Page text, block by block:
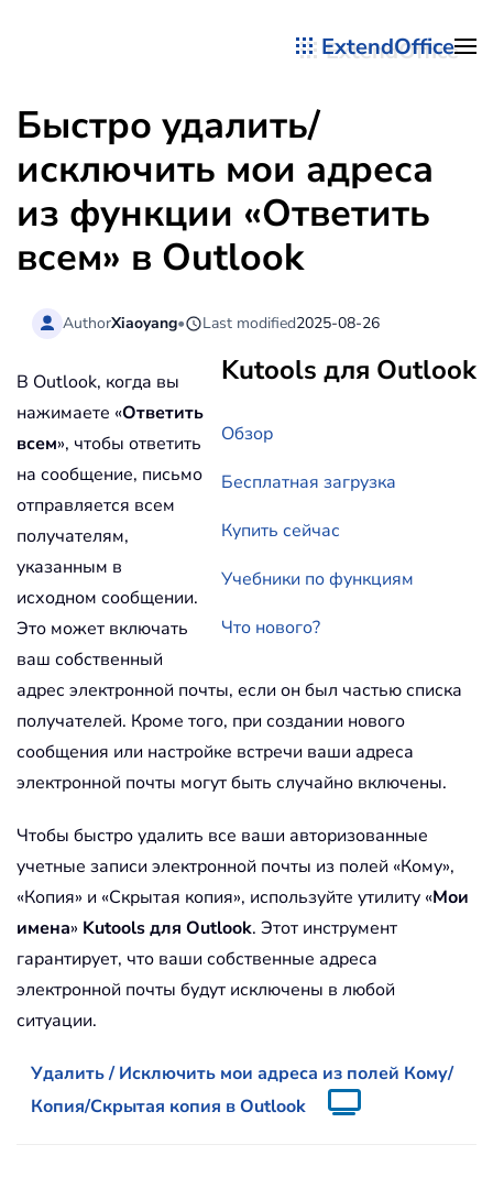
ExtendOffice
Быстро удалить/
исключить мои адреса
из функции «Ответить
всем» в Outlook
AuthorXiaoyang• Last modified2025-08-26
Kutools для Outlook
Обзор
Бесплатная загрузка
Купить сейчас
Учебники по функциям
Что нового?
В Outlook, когда вы
нажимаете «Ответить
всем», чтобы ответить
на сообщение, письмо
отправляется всем
получателям,
указанным в
исходном сообщении.
Это может включать
ваш собственный
адрес электронной почты, если он был частью списка
получателей. Кроме того, при создании нового
сообщения или настройке встречи ваши адреса
электронной почты могут быть случайно включены.
Чтобы быстро удалить все ваши авторизованные
учетные записи электронной почты из полей «Кому»,
«Копия» и «Скрытая копия», используйте утилиту «Мои
имена» Kutools для Outlook. Этот инструмент
гарантирует, что ваши собственные адреса
электронной почты будут исключены в любой
ситуации.
Удалить / Исключить мои адреса из полей Кому/
Копия/Скрытая копия в Outlook